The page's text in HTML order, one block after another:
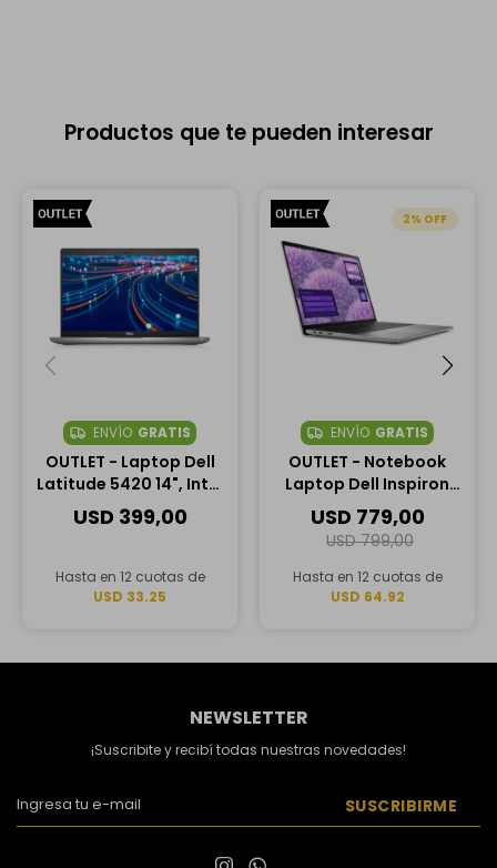
Productos que te pueden interesar
ENVÍO GRATIS
OUTLET - Laptop Dell
Latitude 5420 14", Intel
Core i5-1145G7, 16GB
RAM, 256GB SSD
USD 399,00
Hasta en 12 cuotas de
USD 33.25
2
ENVÍO GRATIS
OUTLET - Notebook
Laptop Dell Inspiron
5441 14", Qualcomm
Snapdragon X Plus,
16GB RAM, 1TB SSD
USD 779,00
USD 799,00
Hasta en 12 cuotas de
USD 64.92
NEWSLETTER
¡Suscribite y recibí todas nuestras novedades!
SUSCRIBIRME